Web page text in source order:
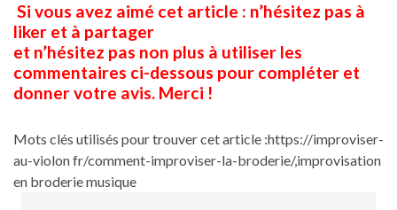
Si vous avez aimé cet article : n’hésitez pas à
liker et à partager
et n’hésitez pas non plus à utiliser les
commentaires ci-dessous pour compléter et
donner votre avis. Merci !
Mots clés utilisés pour trouver cet article :https://improviser-
au-violon fr/comment-improviser-la-broderie/,improvisation
en broderie musique